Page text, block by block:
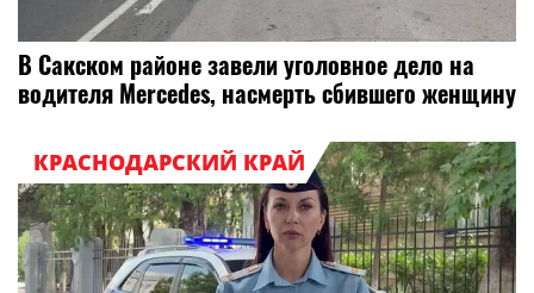
В Сакском районе завели уголовное дело на
водителя Mercedes, насмерть сбившего женщину
КРАСНОДАРСКИЙ КРАЙ